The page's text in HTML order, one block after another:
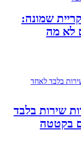
שמונה:
הם לא מה
שירות בלבד
בקטטה